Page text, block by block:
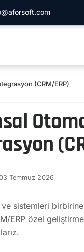
(CRM/ERP)
Temmuz 2026
ve sistemleri
ERP özel